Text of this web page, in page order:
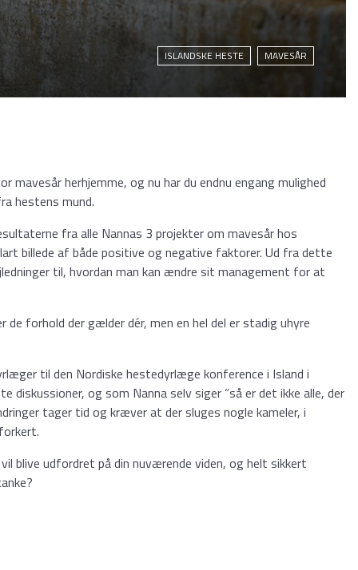
ISLANDSKE HESTE MAVESÅR
mavesår herhjemme, og nu har du endnu engang mulighed
hestens mund.
fra alle Nannas 3 projekter om mavesår hos
billede af både positive og negative faktorer. Ud fra dette
til, hvordan man kan ændre sit management for at
de forhold der gælder dér, men en hel del er stadig uhyre
til den Nordiske hestedyrlæge konference i Island i
og som Nanna selv siger “så er det ikke alle, der
tager tid og kræver at der sluges nogle kameler, i
blive udfordret på din nuværende viden, og helt sikkert